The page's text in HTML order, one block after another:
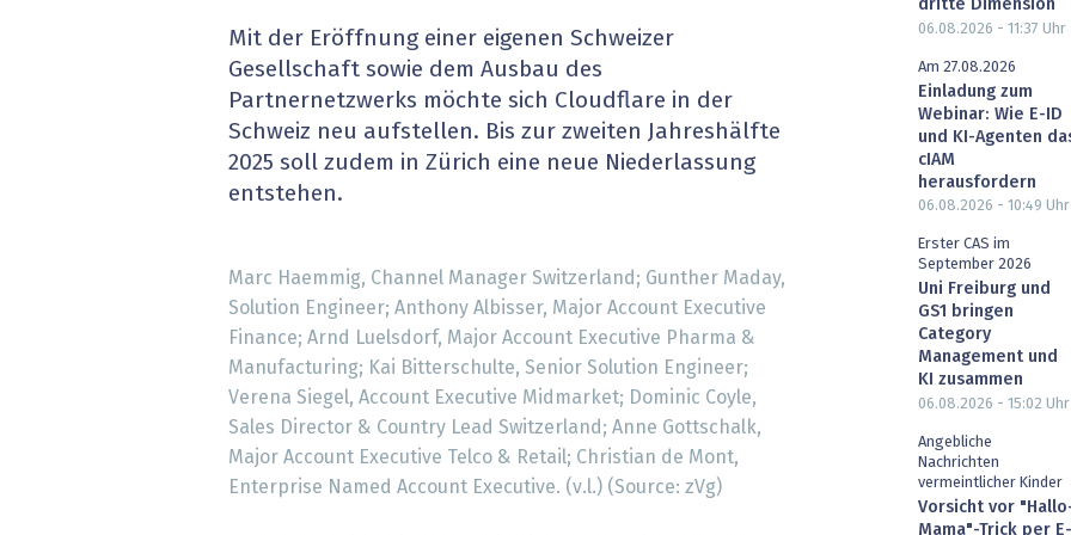
» alle News Gesundheit wird digital
EU-DSGVO
» alle Dossiers
Artificial Intelligence
Finance 2030
Fintech & Insurtech
Professional AV & Digital Signage
» alle Specials
Mit der Eröffnung einer eigenen Schweizer
Gesellschaft sowie dem Ausbau des
Partnernetzwerks möchte sich Cloudflare in der
Schweiz neu aufstellen. Bis zur zweiten Jahreshälfte
2025 soll zudem in Zürich eine neue Niederlassung
entstehen.
Marc Haemmig, Channel Manager Switzerland; Gunther Maday,
Solution Engineer; Anthony Albisser, Major Account Executive
Finance; Arnd Luelsdorf, Major Account Executive Pharma &
Manufacturing; Kai Bitterschulte, Senior Solution Engineer;
Verena Siegel, Account Executive Midmarket; Dominic Coyle,
Sales Director & Country Lead Switzerland; Anne Gottschalk,
Major Account Executive Telco & Retail; Christian de Mont,
Enterprise Named Account Executive. (v.l.) (Source: zVg)
dritte Dimension
06.08.2026 - 11:37 Uhr
Am 27.08.2026
Einladung zum
Webinar: Wie E-ID
und KI-Agenten
cIAM
herausfordern
06.08.2026 - 10:49 Uhr
Erster CAS im
September 2026
Uni Freiburg und
GS1 bringen
Category
Management und
KI zusammen
06.08.2026 - 15:02 Uhr
Angebliche
Nachrichten
vermeintlicher Kinder
Vorsicht vor
Mama"-Trick per E-